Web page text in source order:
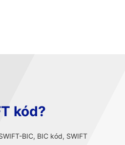
kód?
BIC, BIC kód, SWIFT